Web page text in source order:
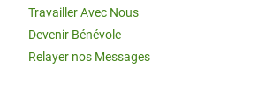
Travailler Avec Nous
Devenir Bénévole
Relayer nos Messages